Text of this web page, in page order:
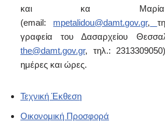
και κα Μαρία
(email: mpetalidou@damt.gov.gr,
γραφεία του Δασαρχείου
the@damt.gov.gr, τηλ.:
ημέρες και ώρες.
Τεχνική Έκθεση
Οικονομική Προσφορά